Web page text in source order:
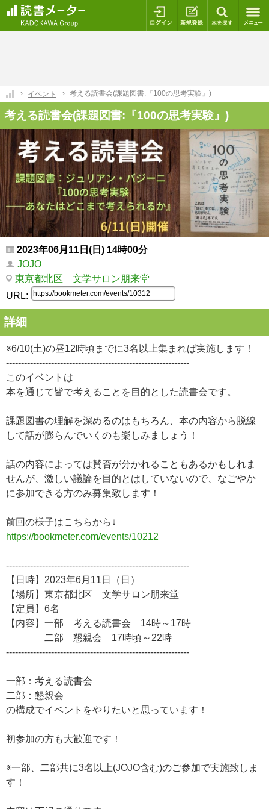
ログイン 新規登録
イベント 考える読書会(課題図書:『100の思考実験』)
考える読書会(課題図書:『100の思考実験』)
2023年06月11日(日) 14時00分
JOJO
東京都北区 文学サロン朋来堂
URL:
詳細
※6/10(土)の昼12時頃までに3名以上集まれば実施します！
-------------------------------------------------------------
このイベントは
本を通じて皆で考えることを目的とした読書会です。
課題図書の理解を深めるのはもちろん、本の内容から脱線
して話が膨らんでいくのも楽しみましょう！
話の内容によっては賛否が分かれることもあるかもしれま
せんが、激しい議論を目的とはしていないので、なごやか
に参加できる方のみ募集致します！
前回の様子はこちらから↓
https://bookmeter.com/events/10212
-------------------------------------------------------------
【日時】2023年6月11日（日）
【場所】東京都北区 文学サロン朋来堂
【定員】6名
【内容】一部 考える読書会 14時～17時
二部 懇親会 17時頃～22時
-------------------------------------------------------------
一部：考える読書会
二部：懇親会
の構成でイベントをやりたいと思っています！
初参加の方も大歓迎です！
※一部、二部共に3名以上(JOJO含む)のご参加で実施致しま
す！